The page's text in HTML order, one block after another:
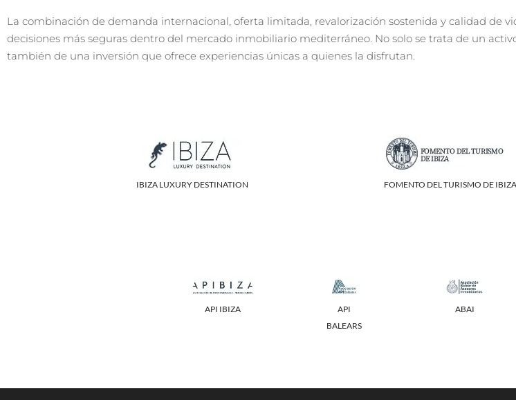
La combinación de demanda internacional, oferta limitada, revalorización sostenida y calidad de
decisiones más seguras dentro del mercado inmobiliario mediterráneo. No solo se trata de un
también de una inversión que ofrece experiencias únicas a quienes la disfrutan.
IBIZA LUXURY DESTINATION FOMENTO DEL TURISMO DE IBIZA
API IBIZA
API
BALEARS
ABAI